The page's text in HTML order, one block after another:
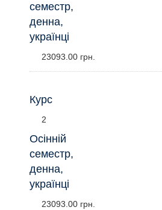
семестр,
денна,
українці
23093.00 грн.
Курс
2
Осінній
семестр,
денна,
українці
23093.00 грн.